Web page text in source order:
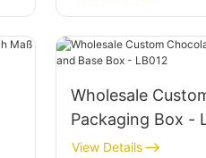
Wholesale
Packaging Box -
Box - LB012
View Details